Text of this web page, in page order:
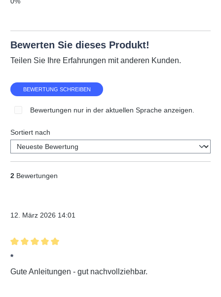
Bewerten Sie dieses Produkt!
Teilen Sie Ihre Erfahrungen mit anderen Kunden.
BEWERTUNG SCHREIBEN
Bewertungen nur in der aktuellen Sprache anzeigen.
Sortiert nach
2 Bewertungen
12. März 2026 14:01
Bewertung mit 5 von 5 Sternen
*
Gute Anleitungen - gut nachvollziehbar.